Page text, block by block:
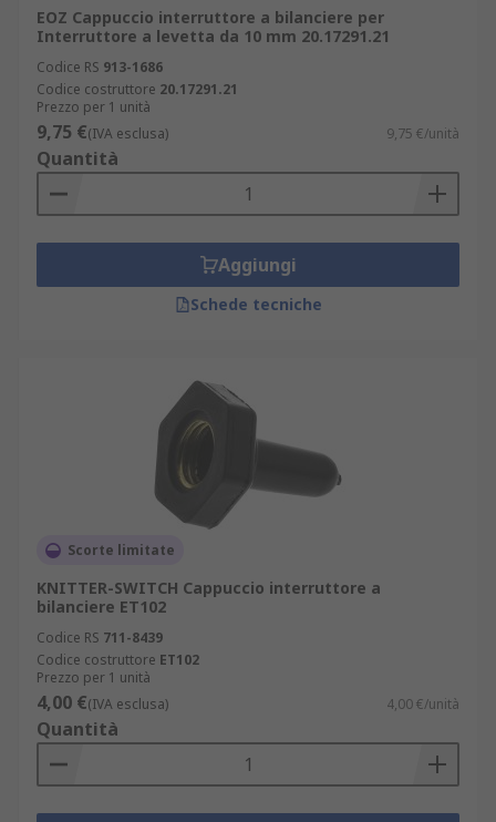
EOZ Cappuccio interruttore a bilanciere per
Interruttore a levetta da 10 mm 20.17291.21
Codice RS 913-1686
Codice costruttore 20.17291.21
Prezzo per 1 unità
9,75 €(IVA esclusa) 9,75 €/unità
Quantità
Aggiungi
Schede tecniche
Scorte limitate
KNITTER-SWITCH Cappuccio interruttore a
bilanciere ET102
Codice RS 711-8439
Codice costruttore ET102
Prezzo per 1 unità
4,00 €(IVA esclusa) 4,00 €/unità
Quantità